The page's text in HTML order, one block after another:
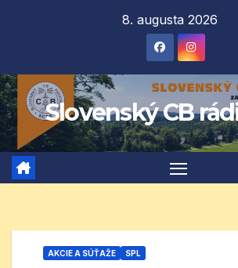
8. augusta 2026
Slovenský CB
AKCIE A SÚŤAŽE SPL